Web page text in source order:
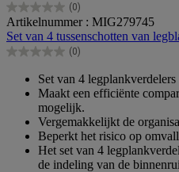
(0)
0.0
van
de
5
Artikelnummer : MIG279745
Set van 4 tussenschotten van
(0)
0.0
sterren.
Set van 4
Maakt een efficiënte
mogelijk.
Vergemakkelijkt de
Beperkt het risico op
Het set van 4
de indeling van de